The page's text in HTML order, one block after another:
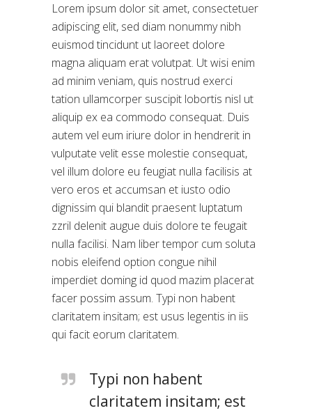
Lorem ipsum dolor sit amet, consectetuer
adipiscing elit, sed diam nonummy nibh
euismod tincidunt ut laoreet dolore
magna aliquam erat volutpat. Ut wisi enim
ad minim veniam, quis nostrud exerci
tation ullamcorper suscipit lobortis nisl ut
aliquip ex ea commodo consequat. Duis
autem vel eum iriure dolor in hendrerit in
vulputate velit esse molestie consequat,
vel illum dolore eu feugiat nulla facilisis at
vero eros et accumsan et iusto odio
dignissim qui blandit praesent luptatum
zzril delenit augue duis dolore te feugait
nulla facilisi. Nam liber tempor cum soluta
nobis eleifend option congue nihil
imperdiet doming id quod mazim placerat
facer possim assum. Typi non habent
claritatem insitam; est usus legentis in iis
qui facit eorum claritatem.
Typi non habent
claritatem insitam; est